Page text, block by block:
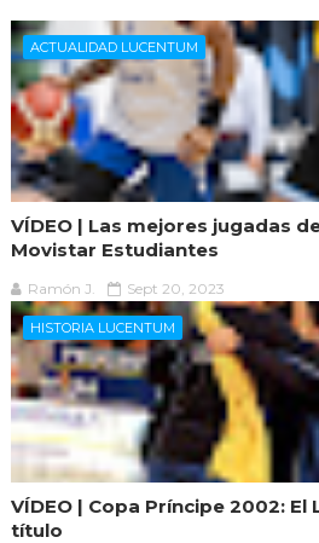
ACTUALIDAD LUCENTUM
VÍDEO | Las mejores jugadas
Movistar Estudiantes
Ramón J. Sept 20, 2023
HISTORIA LUCENTUM
VÍDEO | Copa Príncipe 2002: El
título